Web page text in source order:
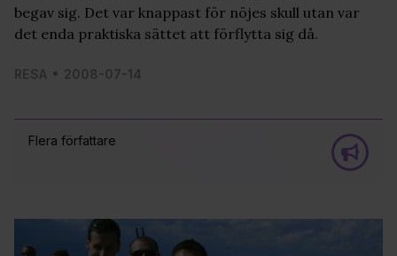
Flera författare
begav sig. Det var knappast för nöjes skull utan var
det enda praktiska sättet att förflytta sig då.
RESA 2008-07-14